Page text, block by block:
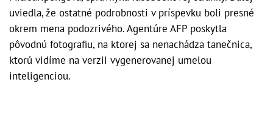
uviedla, že ostatné podrobnosti v príspevku boli presné
okrem mena podozrivého. Agentúre AFP poskytla
pôvodnú fotografiu, na ktorej sa nenachádza tanečnica,
ktorú vidíme na verzii vygenerovanej umelou
inteligenciou.